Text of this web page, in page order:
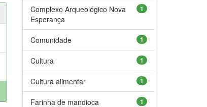
1
Complexo Arqueológico Nova
Esperança
1
Comunidade
1
Cultura
1
Cultura alimentar
1
Farinha de mandioca